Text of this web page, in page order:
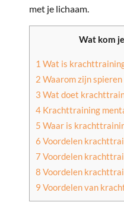
met je lichaam.
Wat kom
1 Wat is
2 Waarom zijn
3 Wat doet
4 Krachttraining
5 Waar is
6 Voordelen
7 Voordelen
8 Voordelen
9 Voordelen van